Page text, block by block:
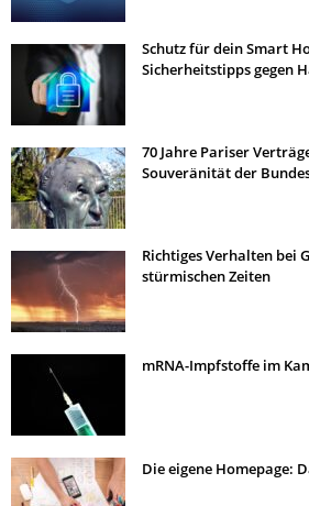
Schutz für dein Smart
Sicherheitstipps gegen
70 Jahre Pariser
Souveränität der
Richtiges Verhalten bei
stürmischen Zeiten
mRNA-Impfstoffe im
Die eigene Homepage: